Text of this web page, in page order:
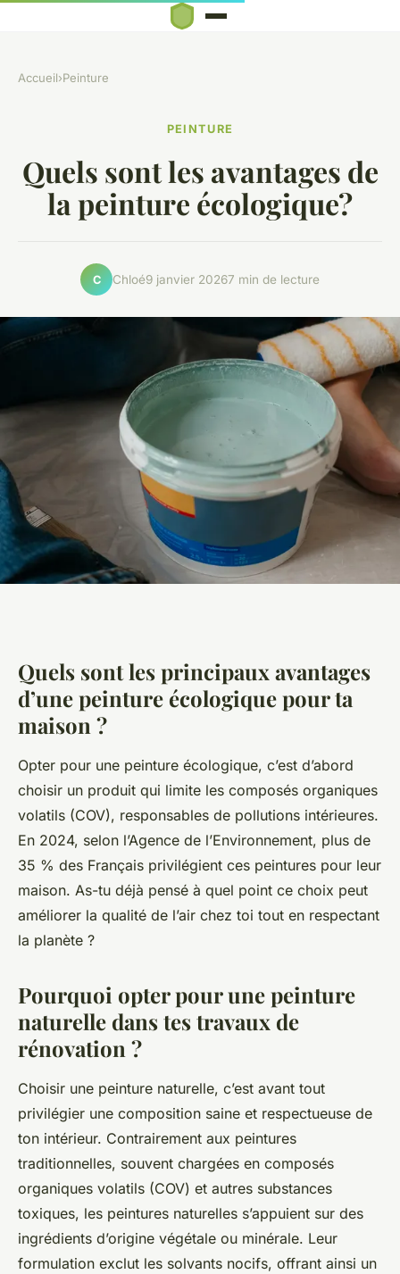
Accueil›Peinture
PEINTURE
Quels sont les avantages de
la peinture écologique?
C Chloé9 janvier 20267 min de lecture
Quels sont les principaux avantages
d’une peinture écologique pour ta
maison ?
Opter pour une peinture écologique, c’est d’abord
choisir un produit qui limite les composés organiques
volatils (COV), responsables de pollutions intérieures.
En 2024, selon l’Agence de l’Environnement, plus de
35 % des Français privilégient ces peintures pour leur
maison. As-tu déjà pensé à quel point ce choix peut
améliorer la qualité de l’air chez toi tout en respectant
la planète ?
Pourquoi opter pour une peinture
naturelle dans tes travaux de
rénovation ?
Choisir une peinture naturelle, c’est avant tout
privilégier une composition saine et respectueuse de
ton intérieur. Contrairement aux peintures
traditionnelles, souvent chargées en composés
organiques volatils (COV) et autres substances
toxiques, les peintures naturelles s’appuient sur des
ingrédients d’origine végétale ou minérale. Leur
formulation exclut les solvants nocifs, offrant ainsi un